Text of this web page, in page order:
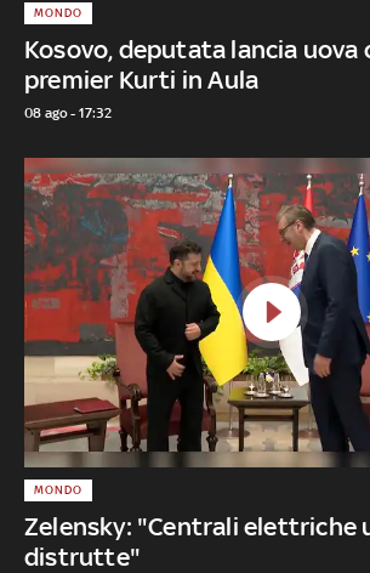
Kosovo, deputata lancia uova
premier Kurti in Aula
MONDO
08 ago - 17:32
Zelensky: "Centrali elettriche
distrutte"
MONDO